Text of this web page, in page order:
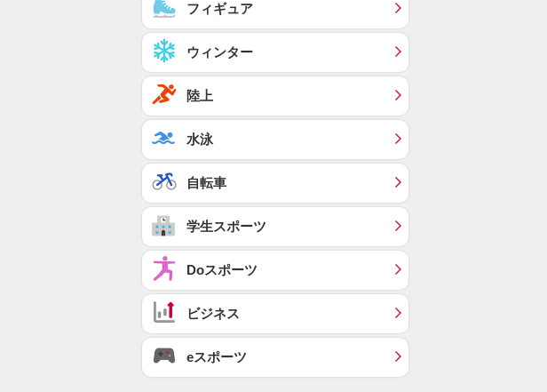
フィギュア
ウィンター
陸上
水泳
自転車
学生スポーツ
Doスポーツ
ビジネス
eスポーツ